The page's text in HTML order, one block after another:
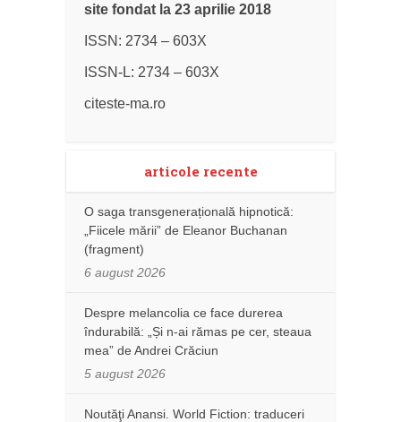
site fondat la 23 aprilie 2018
ISSN: 2734 – 603X
ISSN-L: 2734 – 603X
citeste-ma.ro
articole recente
O saga transgenerațională hipnotică:
„Fiicele mării” de Eleanor Buchanan
(fragment)
6 august 2026
Despre melancolia ce face durerea
îndurabilă: „Și n-ai rămas pe cer, steaua
mea” de Andrei Crăciun
5 august 2026
Noutăţi Anansi. World Fiction: traduceri